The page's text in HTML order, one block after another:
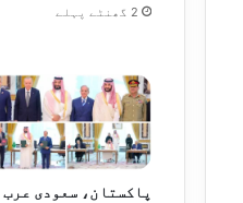
2 گھنٹے پہلے
پاکستان، سعودی عرب